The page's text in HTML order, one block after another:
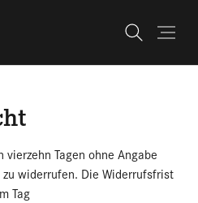
Tagen ohne Angabe
widerrufen. Die Widerrufsfrist
Tag